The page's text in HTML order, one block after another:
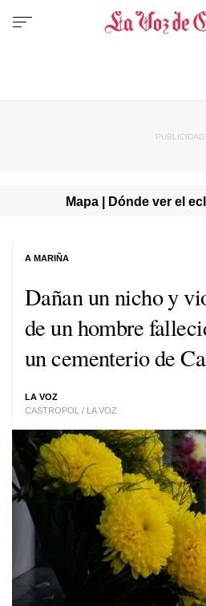
Mapa | Dónde ver el
Dañan un nicho y
de un hombre
un cementerio de
LA VOZ
CASTROPOL / LA VOZ
A MARIÑA